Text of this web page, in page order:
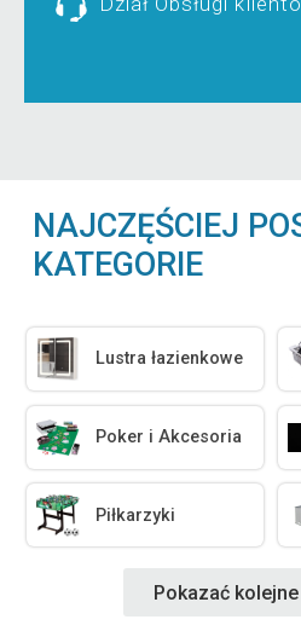
NAJCZĘŚCIEJ
KATEGORIE
Lustra łazienkowe
Poker i Akcesoria
Piłkarzyki
Pokazać